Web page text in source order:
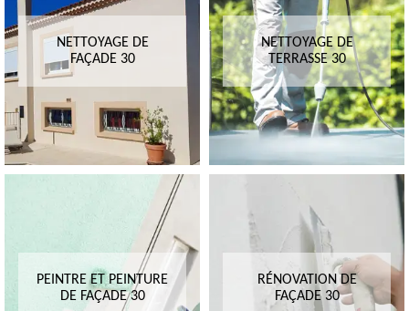
NETTOYAGE DE
FAÇADE 30
NETTOYAGE DE
TERRASSE 30
PEINTRE ET PEINTURE
DE FAÇADE 30
RÉNOVATION DE
FAÇADE 30